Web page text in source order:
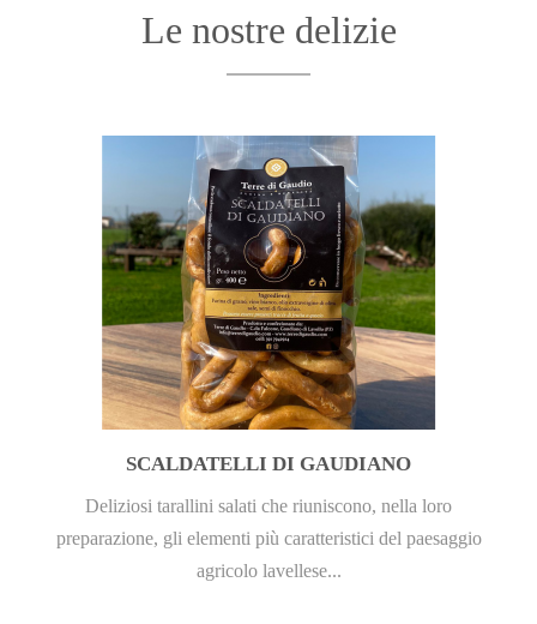
Le nostre delizie
SCALDATELLI DI GAUDIANO
Deliziosi tarallini salati che riuniscono, nella loro
preparazione, gli elementi più caratteristici del paesaggio
agricolo lavellese...